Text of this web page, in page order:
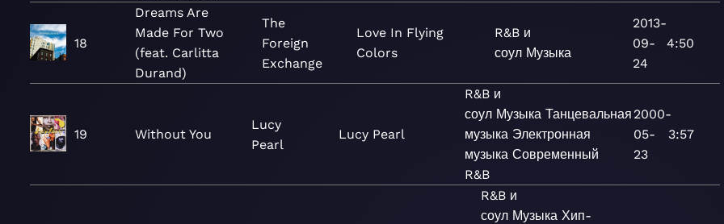
18
Dreams Are
Made For Two
(feat. Carlitta
Durand)
The
Foreign
Exchange
Love In Flying
Colors
R&B и
соул Музыка
2013-
09-
24
4:50
19 Without You
Lucy
Pearl
Lucy Pearl
R&B и
соул Музыка Танцевальная
музыка Электронная
музыка Современный
R&B
2000-
05-
23
3:57
R&B и
соул Музыка Хип-